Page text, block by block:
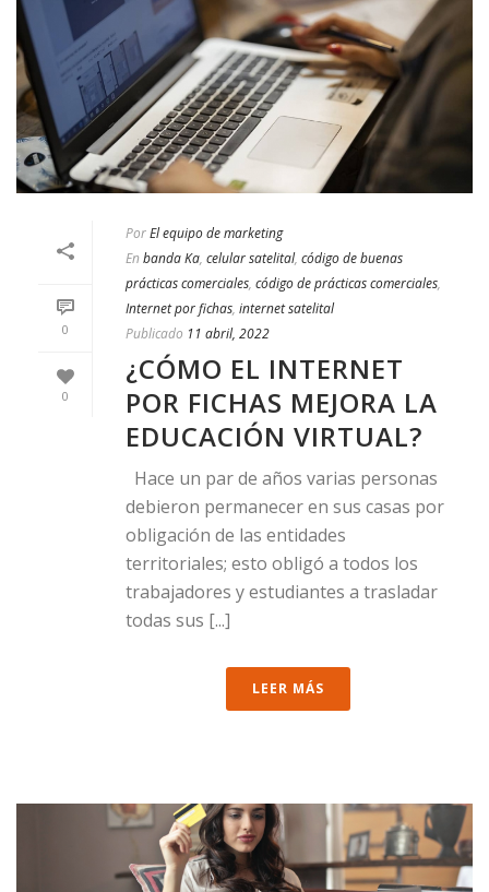
0
0
PorEl equipo de marketing
En banda Ka, celular satelital, código de buenas
prácticas comerciales, código de prácticas comerciales,
Internet por fichas, internet satelital
Publicado 11 abril, 2022
¿CÓMO EL INTERNET
POR FICHAS MEJORA LA
EDUCACIÓN VIRTUAL?
Hace un par de años varias personas
debieron permanecer en sus casas por
obligación de las entidades
territoriales; esto obligó a todos los
trabajadores y estudiantes a trasladar
todas sus [...]
LEER MÁS